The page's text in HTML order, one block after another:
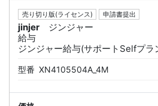
売り切り版(ライセンス) 申請書提出
jinjer
ジンジャー
給与
ジンジャー給与(サポートSelfプラ
型番 XN4105504A_4M